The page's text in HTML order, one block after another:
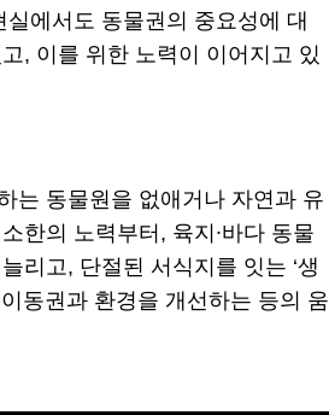
에서도 동물권의 중요성에 대
, 이를 위한 노력이 이어지고 있
는 동물원을 없애거나 자연과 유
한의 노력부터, 육지∙바다 동물
리고, 단절된 서식지를 잇는 ‘생
동권과 환경을 개선하는 등의 움